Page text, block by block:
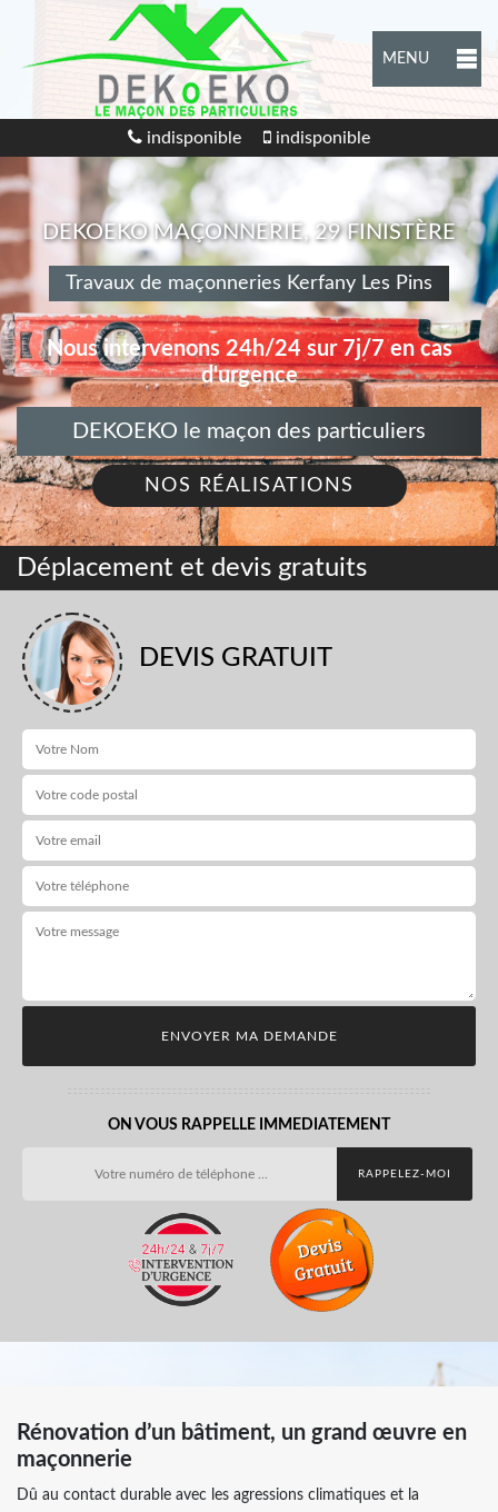
MENU
indisponible indisponible
DEKOEKO MAÇONNERIE, 29 FINISTÈRE
Travaux de maçonneries Kerfany Les Pins
Nous intervenons 24h/24 sur 7j/7 en cas
d'urgence
DEKOEKO le maçon des particuliers
NOS RÉALISATIONS
Déplacement et devis gratuits
DEVIS GRATUIT
ON VOUS RAPPELLE IMMEDIATEMENT
Rénovation d’un bâtiment, un grand œuvre en
maçonnerie
Dû au contact durable avec les agressions climatiques et la